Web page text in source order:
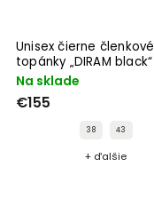
Unisex čierne členkové
topánky „DIRAM black“
Na sklade
€155
38 43
+ ďalšie